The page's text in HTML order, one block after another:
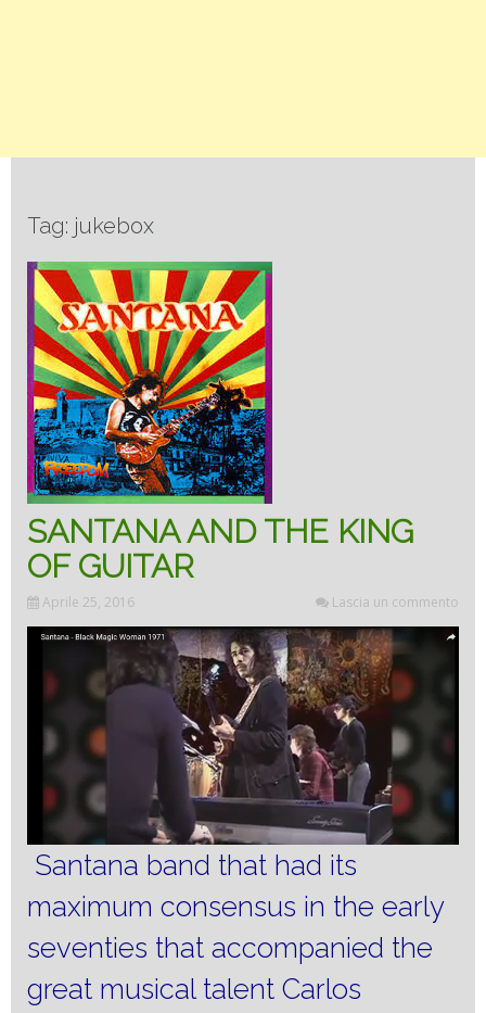
Tag: jukebox
SANTANA AND THE KING
OF GUITAR
Aprile 25, 2016 Lascia un commento
Santana band that had its
maximum consensus in the early
seventies that accompanied the
great musical talent Carlos